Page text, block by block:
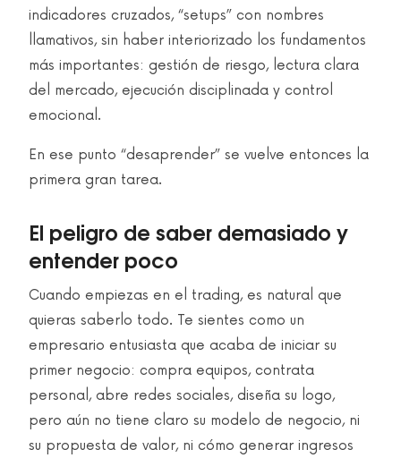
indicadores cruzados, “setups” con nombres
llamativos, sin haber interiorizado los fundamentos
más importantes: gestión de riesgo, lectura clara
del mercado, ejecución disciplinada y control
emocional.
En ese punto “desaprender” se vuelve entonces la
primera gran tarea.
El peligro de saber demasiado y
entender poco
Cuando empiezas en el trading, es natural que
quieras saberlo todo. Te sientes como un
empresario entusiasta que acaba de iniciar su
primer negocio: compra equipos, contrata
personal, abre redes sociales, diseña su logo,
pero aún no tiene claro su modelo de negocio, ni
su propuesta de valor, ni cómo generar ingresos